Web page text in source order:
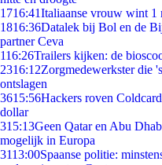
1716:41Italiaanse vrouw wint 1
1816:36Datalek bij Bol en de
partner Ceva
116:26Trailers kijken: de
2316:12Zorgmedewerkster die
ontslagen
3615:56Hackers roven
dollar
315:13Geen Qatar en Abu
mogelijk in Europa
3113:00Spaanse politie: